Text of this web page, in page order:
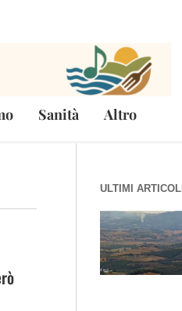
Sanità Altro
ULTIMI ARTICOLI